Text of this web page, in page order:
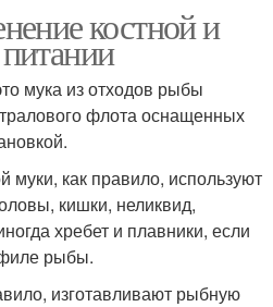
костной и
мука из отходов рыбы
флота оснащенных
муки, как правило, используют
кишки, неликвид,
хребет и плавники, если
филе рыбы.
изготавливают рыбную